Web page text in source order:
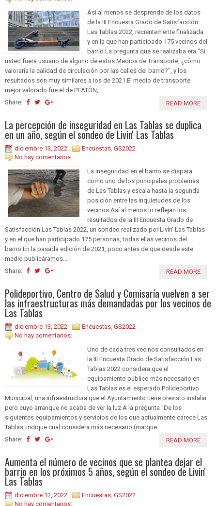
Así al menos se desprende de los datos
de la III Encuesta Grado de Satisfacción
Las Tablas 2022, recientemente finalizada
y en la que han participado 175 vecinos del
barrio.La pregunta que se realizaba era "Si
usted fuera usuario de alguno de estos Medios de Transporte, ¿cómo
valoraría la calidad de circulación por las calles del barrio?", y los
resultados son muy similares a los de 2021.El medio de transporte
mejor valorado fue el de PEATÓN,...
Share:
READ MORE
La percepción de inseguridad en Las Tablas se duplica
en un año, según el sondeo de Livin' Las Tablas
diciembre 13, 2022 Encuestas GS2022
No hay comentarios:
La inseguridad en el barrio se dispara
como uno de los principales problemas
de Las Tablas y escala hasta la segunda
posición entre las inquietudes de los
vecinos.Así al menos lo reflejan los
resultados de la III Encuesta Grado de
Satisfacción Las Tablas 2022, un sondeo realizado por Livin' Las Tablas
y en el que han participado 175 personas, todas ellas vecinos del
barrio.En la pasada edición de 2021, poco antes de que desde este
medio publicáramos...
Share:
READ MORE
Polideportivo, Centro de Salud y Comisaría vuelven a ser
las infraestructuras más demandadas por los vecinos de
Las Tablas
diciembre 13, 2022 Encuestas GS2022
No hay comentarios:
Uno de cada tres vecinos consultados en
la III Encuesta Grado de Satisfacción Las
Tablas 2022 considera que el
equipamiento público más necesario en
Las Tablas es el esperado Polideportivo
Municipal, una infraestructura que el Ayuntamiento tiene previsto instalar
pero cuyo arranque no acaba de ver la luz.A la pregunta "De los
siguientes equipamientos y servicios de los que actualmente carece Las
Tablas, indique cual considera más necesario (marque...
Share:
READ MORE
Aumenta el número de vecinos que se plantea dejar el
barrio en los próximos 5 años, según el sondeo de Livin'
Las Tablas
diciembre 12, 2022 Encuestas GS2022
No hay comentarios: